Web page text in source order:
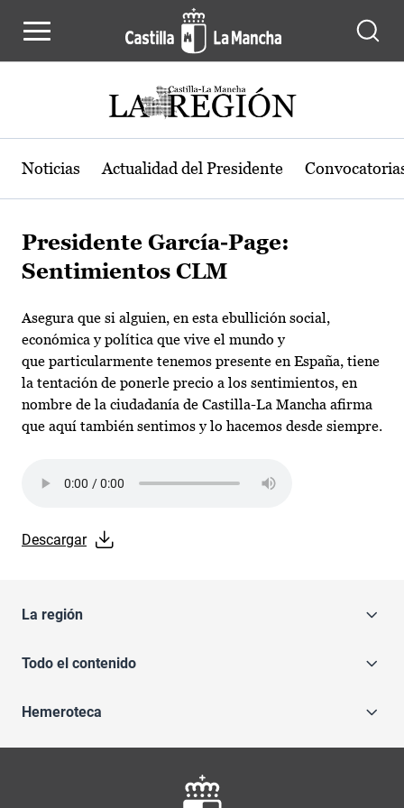
Noticias Actualidad del Presidente
Presidente García-Page:
Sentimientos CLM
Asegura que si alguien, en esta ebullición social,
económica y política que vive el mundo y
que particularmente tenemos presente en España, tiene
la tentación de ponerle precio a los sentimientos, en
nombre de la ciudadanía de Castilla-La Mancha afirma
que aquí también sentimos y lo hacemos desde siempre.​
Descargar
La región
Todo el contenido
Hemeroteca